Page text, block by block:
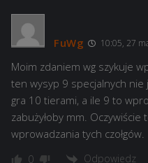
FuWg 10:05, 27
Moim zdaniem wg szykuje
ten wysyp 9 specjalnych
gra 10 tierami, a ile 9 to
zabużyłoby mm. Oczywiście
wprowadzania tych czołgów.
0 Odpowiedz